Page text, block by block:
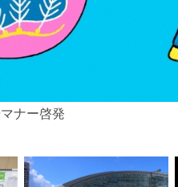
ナー啓発